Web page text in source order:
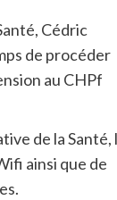
Cédric
de procéder
au CHPf
de la Santé,
ainsi que de